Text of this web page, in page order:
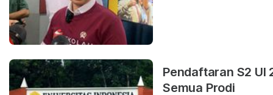
Pendaftaran S2 UI
Semua Prodi